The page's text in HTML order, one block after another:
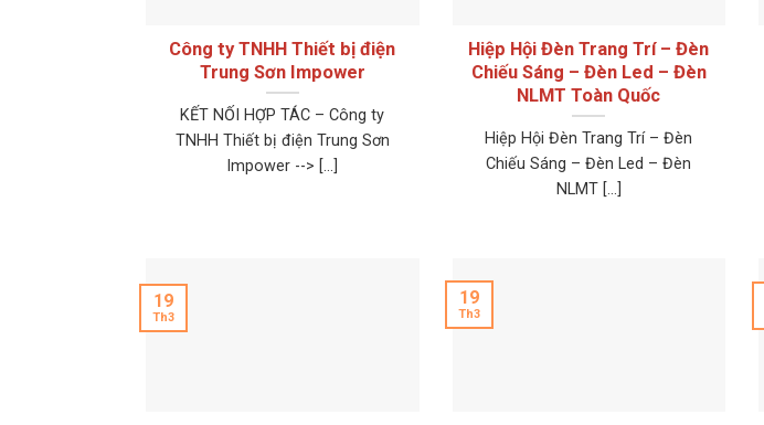
Công ty TNHH Thiết bị điện
Trung Sơn Impower
KẾT NỐI HỢP TÁC – Công ty
TNHH Thiết bị điện Trung Sơn
Impower --> [...]
Hiệp Hội Đèn Trang Trí – Đèn
Chiếu Sáng – Đèn Led – Đèn
NLMT Toàn Quốc
Hiệp Hội Đèn Trang Trí – Đèn
Chiếu Sáng – Đèn Led – Đèn
NLMT [...]
19
Th3
19
Th3